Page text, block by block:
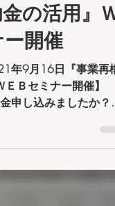
16日『事業
の活用』Ｗ
ー開催
9月16日『事業再構
ＥＢセミナー開催】
申し込みましたか？こ
構築補助金の活用』
で新規サービスを開